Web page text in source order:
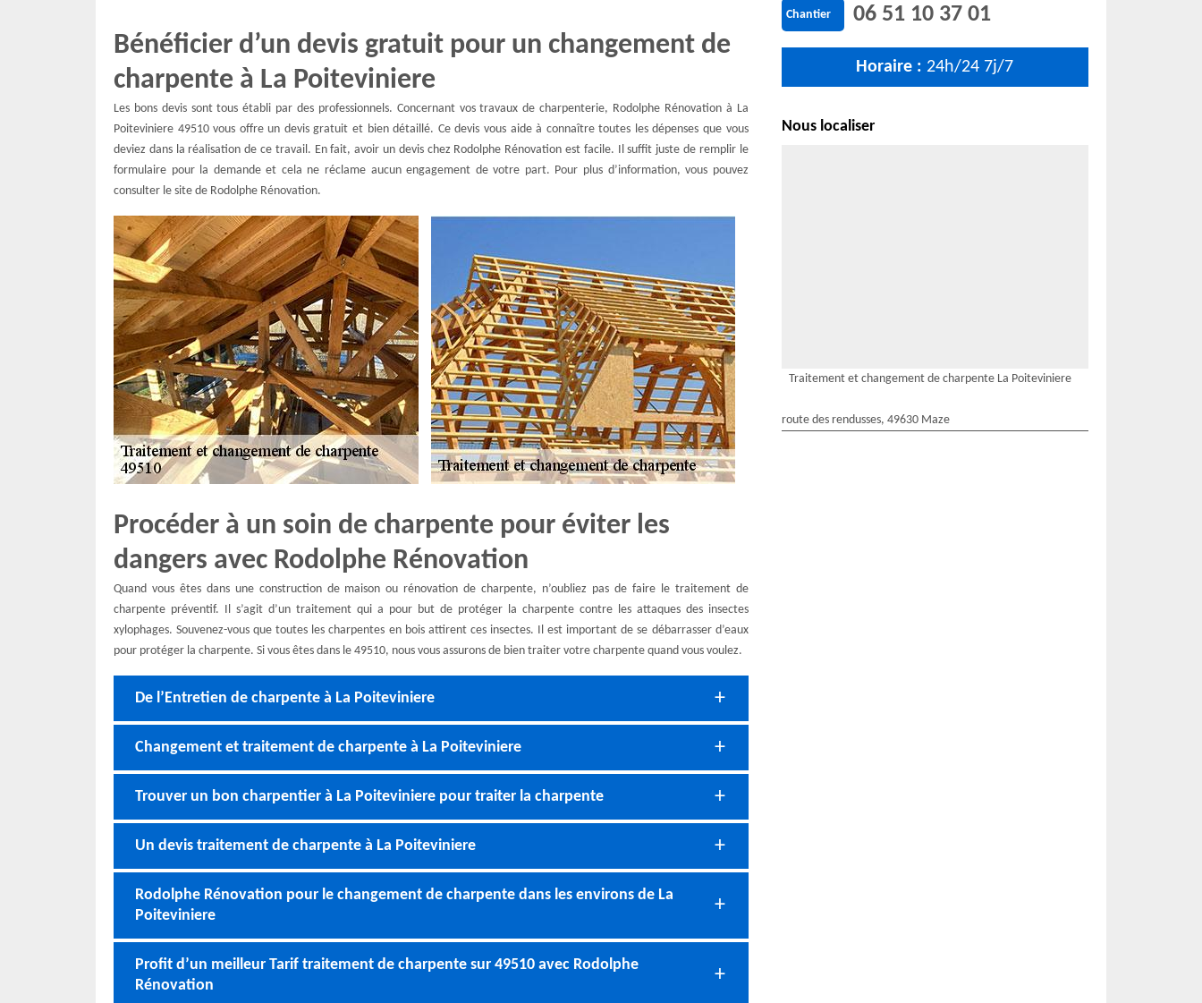
Bénéficier d’un devis gratuit pour un changement de
charpente à La Poiteviniere
Les bons devis sont tous établi par des professionnels. Concernant vos travaux de charpenterie, Rodolphe Rénovation à La
Poiteviniere 49510 vous offre un devis gratuit et bien détaillé. Ce devis vous aide à connaître toutes les dépenses que vous
deviez dans la réalisation de ce travail. En fait, avoir un devis chez Rodolphe Rénovation est facile. Il suffit juste de remplir le
formulaire pour la demande et cela ne réclame aucun engagement de votre part. Pour plus d’information, vous pouvez
consulter le site de Rodolphe Rénovation.
Procéder à un soin de charpente pour éviter les
dangers avec Rodolphe Rénovation
Quand vous êtes dans une construction de maison ou rénovation de charpente, n’oubliez pas de faire le traitement de
charpente préventif. Il s’agit d’un traitement qui a pour but de protéger la charpente contre les attaques des insectes
xylophages. Souvenez-vous que toutes les charpentes en bois attirent ces insectes. Il est important de se débarrasser d’eaux
pour protéger la charpente. Si vous êtes dans le 49510, nous vous assurons de bien traiter votre charpente quand vous voulez.
De l’Entretien de charpente à La Poiteviniere
Changement et traitement de charpente à La Poiteviniere
Trouver un bon charpentier à La Poiteviniere pour traiter la charpente
Un devis traitement de charpente à La Poiteviniere
Rodolphe Rénovation pour le changement de charpente dans les environs de La
Poiteviniere
Profit d’un meilleur Tarif traitement de charpente sur 49510 avec Rodolphe
Rénovation
Chantier 06 51 10 37 01
Horaire : 24h/24 7j/7
Nous localiser
Traitement et changement de charpente La Poiteviniere
route des rendusses, 49630 Maze